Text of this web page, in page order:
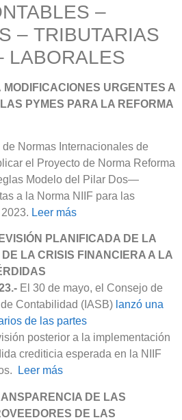
–
– TRIBUTARIAS
LABORALES
URGENTES A
PYMES PARA LA REFORMA
Normas Internacionales de
el Proyecto de Norma Reforma
Modelo del Pilar Dos—
a la Norma NIIF para las
Leer más
PLANIFICADA DE LA
LA CRISIS FINANCIERA A LA
El 30 de mayo, el Consejo de
Contabilidad (IASB) lanzó una
de las partes
posterior a la implementación
crediticia esperada en la NIIF
Leer más
DE LAS
DE LAS